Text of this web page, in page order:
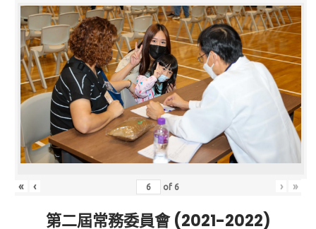
« ‹ of 6 › »
第二屆常務委員會 (2021-2022)